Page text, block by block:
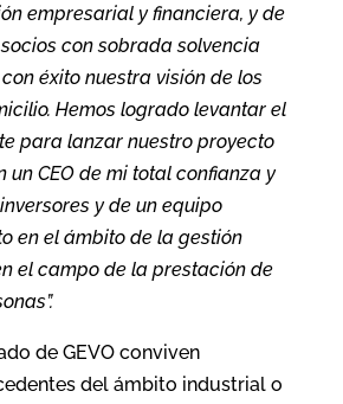
empresarial y financiera, y de
con sobrada solvencia
éxito nuestra visión de los
Hemos logrado levantar el
para lanzar nuestro proyecto
un CEO de mi total confianza y
y de un equipo
en el ámbito de la gestión
el campo de la prestación de
de GEVO conviven
del ámbito industrial o